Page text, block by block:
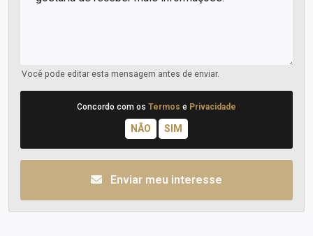
Você pode editar esta mensagem antes de enviar.
Concordo com os Termos e Privacidade
Enviar meu interesse